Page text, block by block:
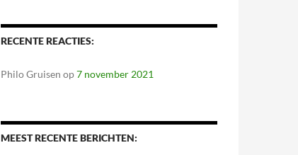
RECENTE REACTIES:
Philo Gruisen op7 november 2021
MEEST RECENTE BERICHTEN: